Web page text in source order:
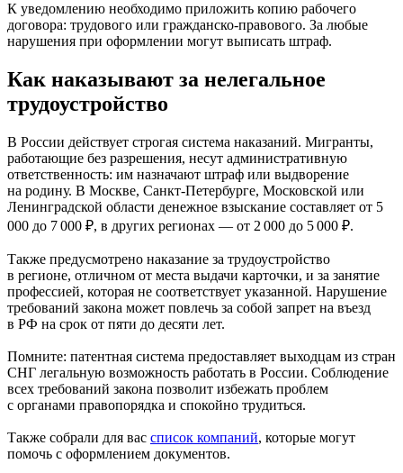
К уведомлению необходимо приложить копию рабочего
договора: трудового или гражданско-правового. За любые
нарушения при оформлении могут выписать штраф.
Как наказывают за нелегальное
трудоустройство
В России действует строгая система наказаний. Мигранты,
работающие без разрешения, несут административную
ответственность: им назначают штраф или выдворение
на родину. В Москве, Санкт-Петербурге, Московской или
Ленинградской области денежное взыскание составляет от 5
000 до 7 000 ₽, в других регионах — от 2 000 до 5 000 ₽.
Также предусмотрено наказание за трудоустройство
в регионе, отличном от места выдачи карточки, и за занятие
профессией, которая не соответствует указанной. Нарушение
требований закона может повлечь за собой запрет на въезд
в РФ на срок от пяти до десяти лет.
Помните: патентная система предоставляет выходцам из стран
СНГ легальную возможность работать в России. Соблюдение
всех требований закона позволит избежать проблем
с органами правопорядка и спокойно трудиться.
Также собрали для вас список компаний, которые могут
помочь с оформлением документов.